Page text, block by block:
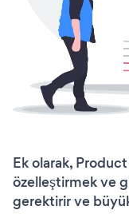
Ek olarak,
özelleştirmek ve
gerektirir ve